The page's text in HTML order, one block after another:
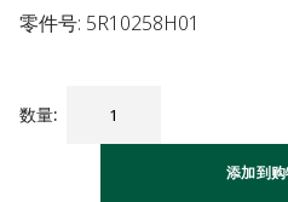
零件号: 5R10258H01
数量:
添加到